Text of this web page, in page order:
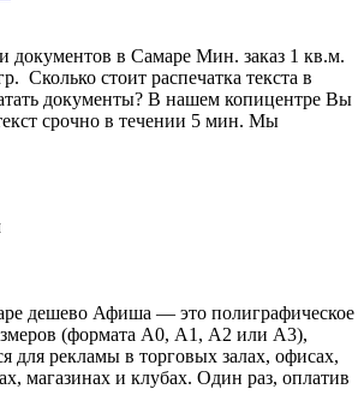
и документов в Самаре Мин. заказ 1 кв.м.
Сколько стоит распечатка текста в
документы? В нашем копицентре Вы
срочно в течении 5 мин. Мы
дешево Афиша — это полиграфическое
(формата А0, А1, А2 или А3),
для рекламы в торговых залах, офисах,
магазинах и клубах. Один раз, оплатив